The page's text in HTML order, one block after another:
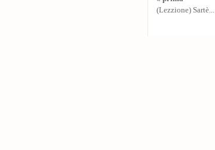
(Lezzione) Sartè...